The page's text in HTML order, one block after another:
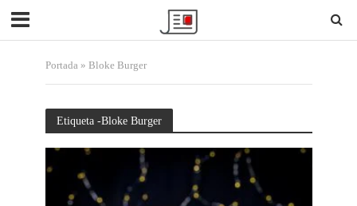
Portada» Bloke Burger
Etiqueta -Bloke Burger